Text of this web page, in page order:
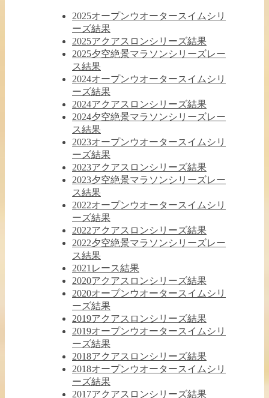
2025オープンウオータースイムシリ
ーズ結果
2025アクアスロンシリーズ結果
2025夕空絶景マラソンシリーズレー
ス結果
2024オープンウオータースイムシリ
ーズ結果
2024アクアスロンシリーズ結果
2024夕空絶景マラソンシリーズレー
ス結果
2023オープンウオータースイムシリ
ーズ結果
2023アクアスロンシリーズ結果
2023夕空絶景マラソンシリーズレー
ス結果
2022オープンウオータースイムシリ
ーズ結果
2022アクアスロンシリーズ結果
2022夕空絶景マラソンシリーズレー
ス結果
2021レース結果
2020アクアスロンシリーズ結果
2020オープンウオータースイムシリ
ーズ結果
2019アクアスロンシリーズ結果
2019オープンウオータースイムシリ
ーズ結果
2018アクアスロンシリーズ結果
2018オープンウオータースイムシリ
ーズ結果
2017アクアスロンシリーズ結果